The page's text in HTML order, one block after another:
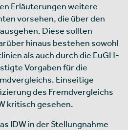
Erläuterungen weitere
vorsehen, die über den
Diese sollten
hinaus bestehen sowohl
als auch durch die EuGH-
Vorgaben für die
Einseitige
des Fremdvergleichs
kritisch gesehen.
IDW in der Stellungnahme